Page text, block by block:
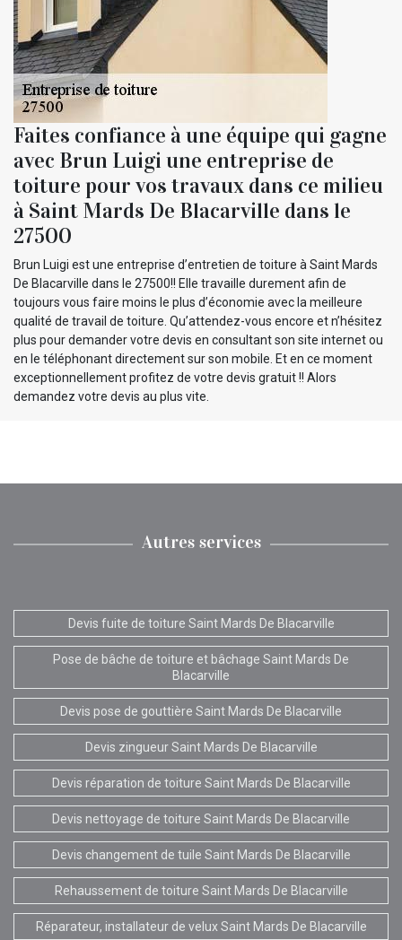
Faites confiance à une équipe qui gagne
avec Brun Luigi une entreprise de
toiture pour vos travaux dans ce milieu
à Saint Mards De Blacarville dans le
27500
Brun Luigi est une entreprise d’entretien de toiture à Saint Mards
De Blacarville dans le 27500!! Elle travaille durement afin de
toujours vous faire moins le plus d’économie avec la meilleure
qualité de travail de toiture. Qu’attendez-vous encore et n’hésitez
plus pour demander votre devis en consultant son site internet ou
en le téléphonant directement sur son mobile. Et en ce moment
exceptionnellement profitez de votre devis gratuit !! Alors
demandez votre devis au plus vite.
Autres services
Devis fuite de toiture Saint Mards De Blacarville
Pose de bâche de toiture et bâchage Saint Mards De
Blacarville
Devis pose de gouttière Saint Mards De Blacarville
Devis zingueur Saint Mards De Blacarville
Devis réparation de toiture Saint Mards De Blacarville
Devis nettoyage de toiture Saint Mards De Blacarville
Devis changement de tuile Saint Mards De Blacarville
Rehaussement de toiture Saint Mards De Blacarville
Réparateur, installateur de velux Saint Mards De Blacarville